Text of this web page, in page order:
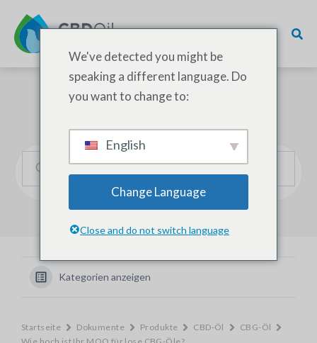
Kategorien anzeigen
Startseite Dokumente Produkte CBD-Öl
CBG-Öl
We've detected you might be
speaking a different language. Do
you want to change to:
English
Change Language
Close and do not switch language